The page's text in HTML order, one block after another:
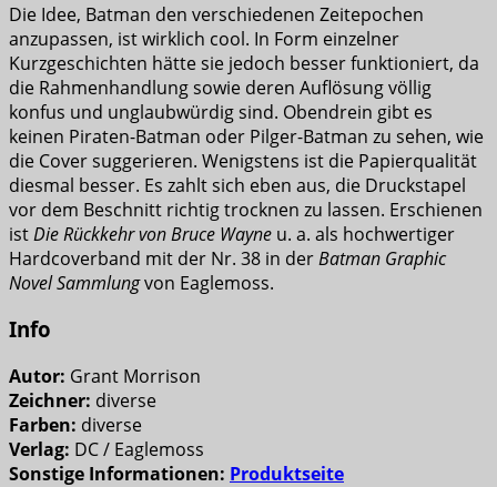
Die Idee, Batman den verschiedenen Zeitepochen
anzupassen, ist wirklich cool. In Form einzelner
Kurzgeschichten hätte sie jedoch besser funktioniert, da
die Rahmenhandlung sowie deren Auflösung völlig
konfus und unglaubwürdig sind. Obendrein gibt es
keinen Piraten-Batman oder Pilger-Batman zu sehen, wie
die Cover suggerieren. Wenigstens ist die Papierqualität
diesmal besser. Es zahlt sich eben aus, die Druckstapel
vor dem Beschnitt richtig trocknen zu lassen. Erschienen
istDie Rückkehr von Bruce Wayne u. a. als hochwertiger
Hardcoverband mit der Nr. 38 in derBatman Graphic
Novel Sammlungvon Eaglemoss.
Info
Autor: Grant Morrison
Zeichner: diverse
Farben: diverse
Verlag: DC / Eaglemoss
Sonstige Informationen: Produktseite